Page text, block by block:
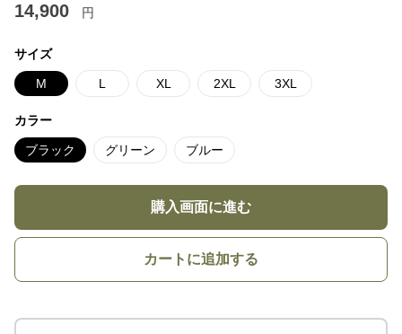
14,900 円
サイズ
M L XL 2XL 3XL
カラー
ブラック グリーン ブルー
購入画面に進む
カートに追加する